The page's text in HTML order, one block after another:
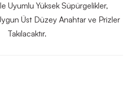
Uyumlu Yüksek Süpürgelikler,
Üst Düzey Anahtar ve Prizler
Takılacaktır.